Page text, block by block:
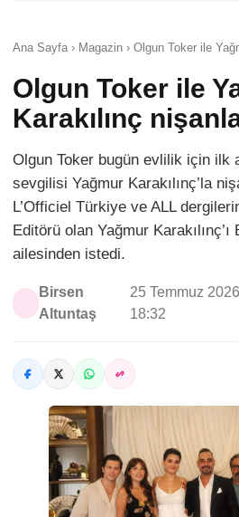
Ana Sayfa › Magazin › Olgun Toker ile
Olgun Toker ile
Karakılınç
Olgun Toker bugün evlilik için ilk
sevgilisi Yağmur Karakılınç’la
L’Officiel Türkiye ve ALL
Editörü olan Yağmur
ailesinden istedi.
Birsen
Altuntaş
25 Temmuz
18:32